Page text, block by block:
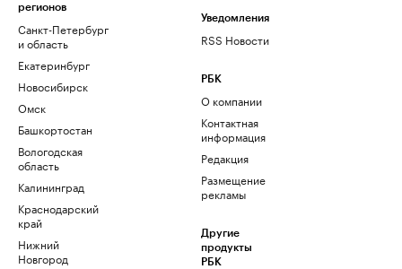
регионов
Санкт-Петербург
и область
Екатеринбург
Новосибирск
Омск
Башкортостан
Вологодская
область
Калининград
Краснодарский
край
Нижний
Новгород
Уведомления
RSS Новости
РБК
О компании
Контактная
информация
Редакция
Размещение
рекламы
Другие
продукты
РБК